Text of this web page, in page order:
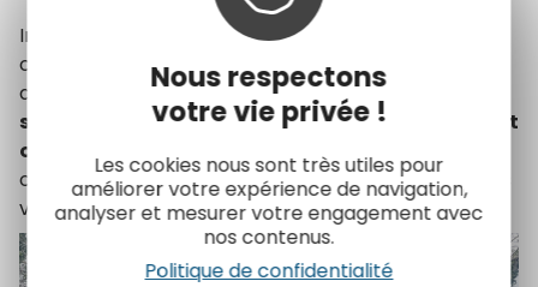
Nous respectons
votre vie privée !
Les cookies nous sont très utiles pour
améliorer votre expérience de navigation,
analyser et mesurer votre engagement avec
nos contenus.
Politique de confidentialité
Inspiré par les arcades du château de Montbazin,
celles de la chapelle Saint-Pierre et par les feuilles
des oliviers du jardin, l’artiste a imaginé
structures hybrides, à la fois mobiliers urbains et
œuvres d’art
. Ces installations favorisent la
contemplation, le repos et les échanges, invitant les
visiteurs à s’approprier l’espace.